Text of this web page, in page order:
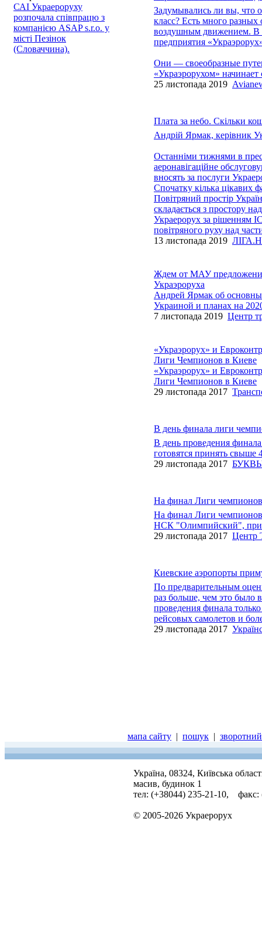
САІ Украероруху
розпочала співпрацю з
компанією ASAP s.r.o. у
місті Пезінок
(Словаччина).
Задумывались ли вы, что
класс? Есть много разных
воздушным движением. В
предприятия
Они — своеобразные
«Украэрорухом»
25 листопада 2019
Плата за небо. Скільки
Андрій Ярмак, керівник
Останніми тижнями в
аеронавігаційне
вносять за послуги
Спочатку кілька цікавих
Повітряний простір
складається з простору
Украерорух за рішенням
повітряного руху над
13 листопада 2019
Ждем от МАУ предложения
Украэроруха
Андрей Ярмак об
Украиной и планах на
7 листопада 2019 Центр
«Украэрорух» и
Лиги Чемпионов в Киеве
«Украэрорух» и
Лиги Чемпионов в Киеве
29 листопада 2017
В день финала лиги
В день проведения
готовятся принять свыше
29 листопада 2017
На финал Лиги чемпионов
На финал Лиги
НСК "Олимпийский",
29 листопада 2017 Центр
Киевские аэропорты
По предварительным
раз больше, чем это было
проведения финала
рейсовых самолетов и
29 листопада 2017
мапа сайту | пошук |
Україна, 08324, Київська
масив, будинок 1
тел: (+38044) 235-21-10, факс:
© 2005-2026 Украерорух